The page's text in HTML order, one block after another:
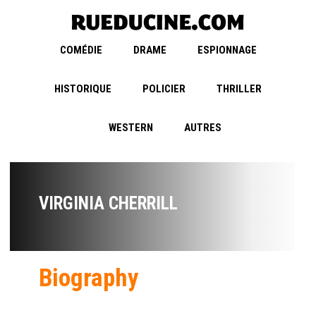
COMÉDIE DRAME ESPIONNAGE
HISTORIQUE POLICIER THRILLER
WESTERN AUTRES
VIRGINIA CHERRILL
Biography